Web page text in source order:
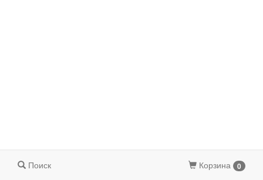
Поиск Корзина 0